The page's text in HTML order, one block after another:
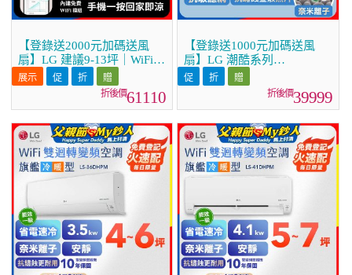
【登錄送2000元加碼送風
扇】LG 建議9-13坪｜WiFi
雙迴轉變頻空調｜極淨2.0系
列｜AI 氣流 & 奈米離子
61110
【登錄送1000元加碼送風
扇】LG 潮酷系列
ARTCOOL™ WiFi 潮酷冷暖
雙迴轉變頻空調 - 霧面米
_4.1kw_建議適用坪數約5-7
39999